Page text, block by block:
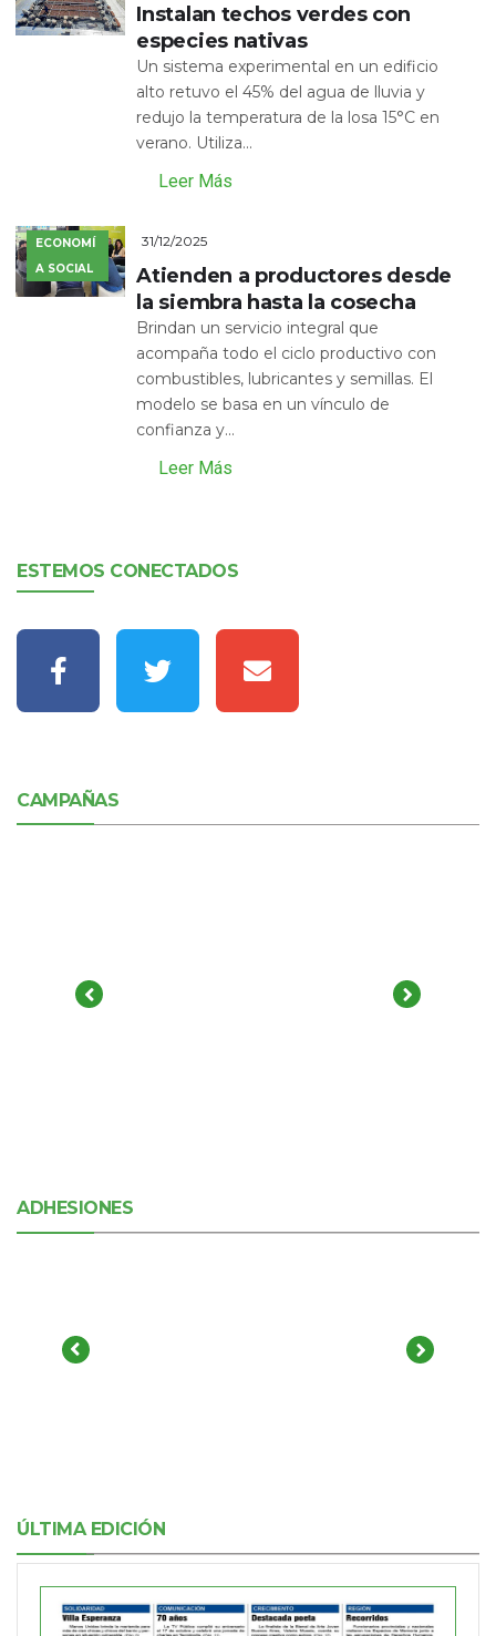
Instalan techos verdes con
especies nativas
Un sistema experimental en un edificio
alto retuvo el 45% del agua de lluvia y
redujo la temperatura de la losa 15°C en
verano. Utiliza...
Leer Más
ECONOMÍ
A SOCIAL
31/12/2025
Atienden a productores desde
la siembra hasta la cosecha
Brindan un servicio integral que
acompaña todo el ciclo productivo con
combustibles, lubricantes y semillas. El
modelo se basa en un vínculo de
confianza y...
Leer Más
ESTEMOS CONECTADOS
CAMPAÑAS
ADHESIONES
ÚLTIMA EDICIÓN